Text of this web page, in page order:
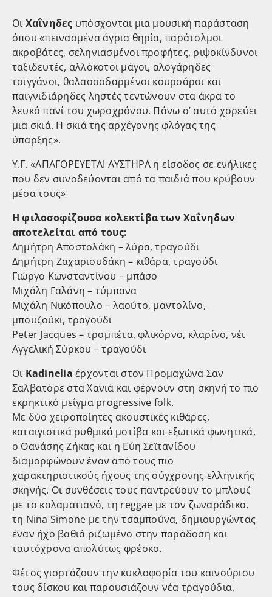
ΟιΧαΐνηδες υπόσχονται μια μουσική παράσταση
όπου «πεινασμένα άγρια θηρία, παράτολμοι
ακροβάτες, σεληνιασμένοι προφήτες, ριψοκίνδυνοι
ταξιδευτές, αλλόκοτοι μάγοι, αλογάρηδες
τσιγγάνοι, θαλασσοδαρμένοι κουρσάροι και
παιγνιδιάρηδες ληστές τεντώνουν στα άκρα το
λευκό πανί του χωροχρόνου. Πάνω σ’ αυτό χορεύει
μια σκιά. Η σκιά της αρχέγονης φλόγας της
ύπαρξης».
Υ.Γ. «ΑΠΑΓΟΡΕΥΕΤΑΙ ΑΥΣΤΗΡΑ η είσοδος σε ενήλικες
που δεν συνοδεύονται από τα παιδιά που κρύβουν
μέσα τους»
Η φιλοσοφίζουσα κολεκτίβα των Χαΐνηδων
αποτελείται από τους:
Δημήτρη Αποστολάκη – λύρα, τραγούδι
Δημήτρη Ζαχαριουδάκη – κιθάρα, τραγούδι
Γιώργο Κωνσταντίνου – μπάσο
Μιχάλη Γαλάνη – τύμπανα
Μιχάλη Νικόπουλο – λαούτο, μαντολίνο,
μπουζούκι, τραγούδι
Peter Jacques – τρομπέτα, φλικόρνο, κλαρίνο, νέι
Αγγελική Σύρκου – τραγούδι
ΟιKadinelia έρχονται στον Προμαχώνα Σαν
Σαλβατόρε στα Χανιά και φέρνουν στη σκηνή το πιο
εκρηκτικό μείγμα progressive folk.
Με δύο χειροποίητες ακουστικές κιθάρες,
καταιγιστικά ρυθμικά μοτίβα και εξωτικά φωνητικά,
ο Θανάσης Ζήκας και η Εύη Σεϊτανίδου
διαμορφώνουν έναν από τους πιο
χαρακτηριστικούς ήχους της σύγχρονης ελληνικής
σκηνής. Οι συνθέσεις τους παντρεύουν το μπλουζ
με το καλαματιανό, τη reggae με τον ζωναράδικο,
τη Nina Simone με την τσαμπούνα, δημιουργώντας
έναν ήχο βαθιά ριζωμένο στην παράδοση και
ταυτόχρονα απολύτως φρέσκο.
Φέτος γιορτάζουν την κυκλοφορία του καινούριου
τους δίσκου και παρουσιάζουν νέα τραγούδια,